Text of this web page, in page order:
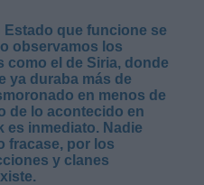
Estado que funcione se
observamos los
el de Siria, donde
ya duraba más de
en menos de
de lo acontecido en
es inmediato. Nadie
fracase, por los
y clanes